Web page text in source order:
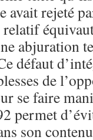
avait rejeté
abjuration
défaut
de
se faire
permet
son